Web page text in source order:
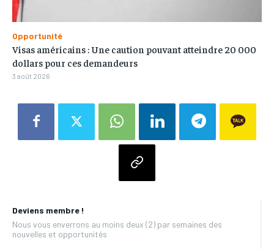
Deviens membre !
Nous vous enverrons au moins deux (2) par semaines des
nouvelles et opportunités
Opportunité
Visas américains : Une caution pouvant atteindre 20 000
dollars pour ces demandeurs
3 août 2026